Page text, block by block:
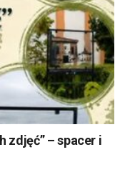
zdjęć” – spacer i